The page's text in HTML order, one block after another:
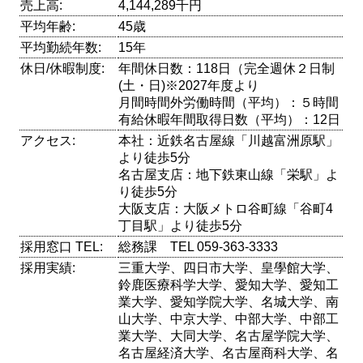
売上高:
4,144,289千円
平均年齢:
45歳
平均勤続年数:
15年
休日/休暇制度:
年間休日数：118日（完全週休２日制
(土・日)※2027年度より
月間時間外労働時間（平均）：５時間
有給休暇年間取得日数（平均）：12日
アクセス:
本社：近鉄名古屋線「川越富洲原駅」
より徒歩5分
名古屋支店：地下鉄東山線「栄駅」よ
り徒歩5分
大阪支店：大阪メトロ谷町線「谷町4
丁目駅」より徒歩5分
採用窓口 TEL:
総務課 TEL 059-363-3333
採用実績:
三重大学、四日市大学、皇學館大学、
鈴鹿医療科学大学、愛知大学、愛知工
業大学、愛知学院大学、名城大学、南
山大学、中京大学、中部大学、中部工
業大学、大同大学、名古屋学院大学、
名古屋経済大学、名古屋商科大学、名